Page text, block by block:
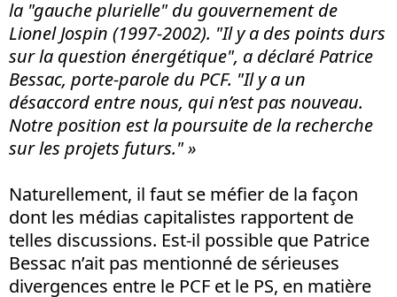
la "gauche plurielle" du gouvernement de
Lionel Jospin (1997-2002). "Il y a des points durs
sur la question énergétique", a déclaré Patrice
Bessac, porte-parole du PCF. "Il y a un
désaccord entre nous, qui n’est pas nouveau.
Notre position est la poursuite de la recherche
sur les projets futurs." »
Naturellement, il faut se méfier de la façon
dont les médias capitalistes rapportent de
telles discussions. Est-il possible que Patrice
Bessac n’ait pas mentionné de sérieuses
divergences entre le PCF et le PS, en matière